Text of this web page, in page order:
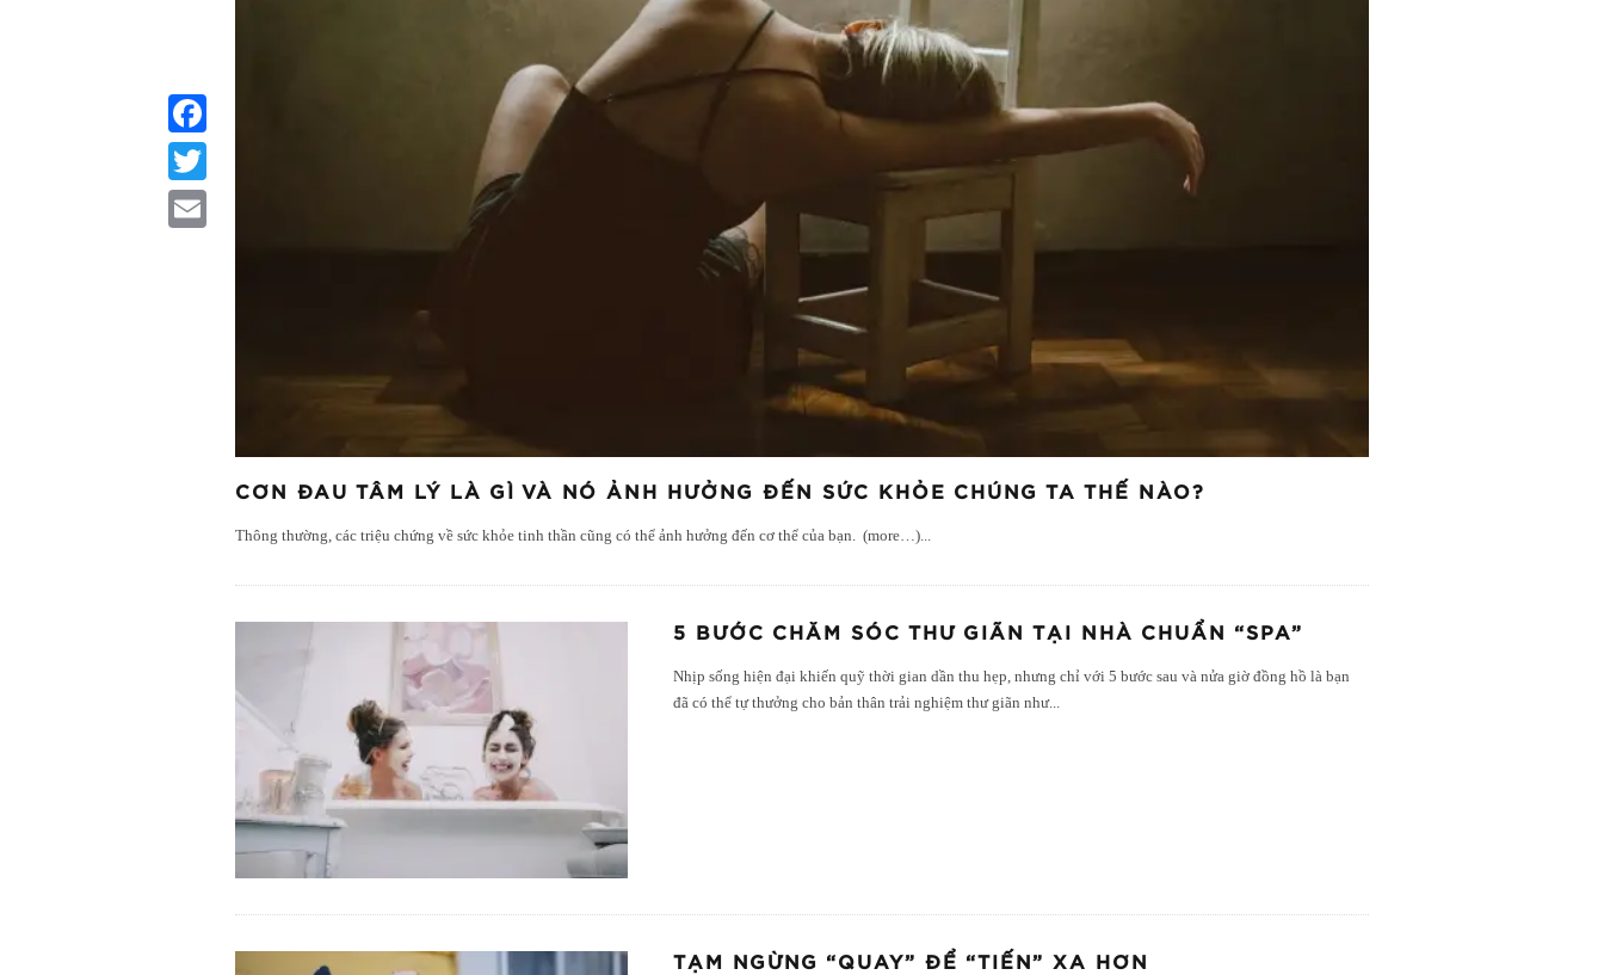
CƠN ĐAU TÂM LÝ LÀ GÌ VÀ NÓ ẢNH HƯỞNG ĐẾN SỨC KHỎE CHÚNG TA THẾ NÀO?
Thông thường, các triệu chứng về sức khỏe tinh thần cũng có thể ảnh hưởng đến cơ thể của bạn. (more…)...
Facebook
Twitter
5 BƯỚC CHĂM SÓC THƯ GIÃN TẠI NHÀ CHUẨN “SPA”
Nhịp sống hiện đại khiến quỹ thời gian dần thu hẹp, nhưng chỉ với 5 bước sau và nửa giờ đồng hồ là bạn
đã có thể tự thưởng cho bản thân trải nghiệm thư giãn như...
TẠM NGỪNG “QUAY” ĐỂ “TIẾN” XA HƠN